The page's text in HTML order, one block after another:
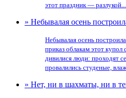
этот праздник —
» Небывалая осень
Небывалая осень
приказ облакам этот
дивилися люди: проходят
провалились студеные,
» Нет, ни в шахматы, ни в